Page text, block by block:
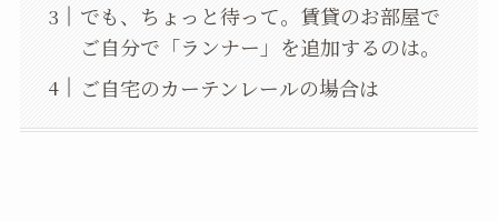
でも、ちょっと待って。賃貸のお部屋で
ご自分で「ランナー」を追加するのは。
ご自宅のカーテンレールの場合は